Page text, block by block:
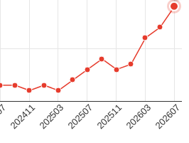
202411202503202507202511202603202607